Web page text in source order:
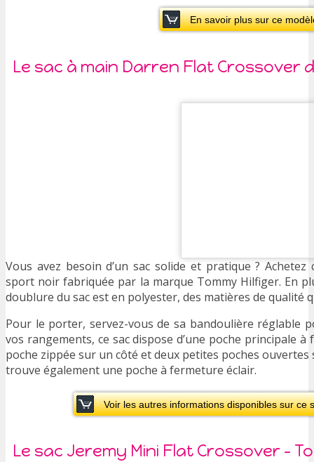
En savoir plus sur ce
Le sac à main Darren Flat Crossover
Vous avez besoin d’un sac solide et pratique ?
sport noir fabriquée par la marque Tommy Hilfiger. En
doublure du sac est en polyester, des matières de qualité
Pour le porter, servez-vous de sa bandoulière réglable
vos rangements, ce sac dispose d’une poche principale
poche zippée sur un côté et deux petites poches
trouve également une poche à fermeture éclair.
Voir les autres informations disponibles sur ce
Le sac Jeremy Mini Flat Crossover –